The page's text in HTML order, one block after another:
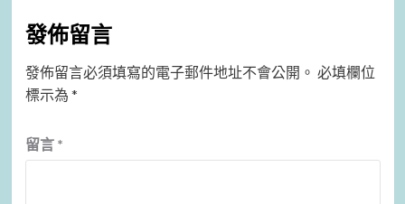
發佈留言
發佈留言必須填寫的電子郵件地址不會公開。 必填欄位
標示為 *
留言 *